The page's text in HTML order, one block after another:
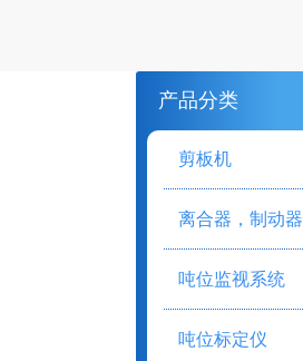
产品分类
剪板机
离合器，制动器
吨位监视系统
吨位标定仪